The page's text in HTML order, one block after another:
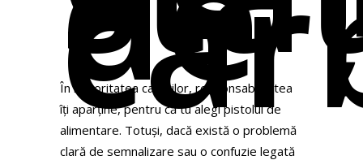
În majoritatea cazurilor, responsabilitatea
îți aparține, pentru că tu alegi pistolul de
alimentare. Totuși, dacă există o problemă
clară de semnalizare sau o confuzie legată